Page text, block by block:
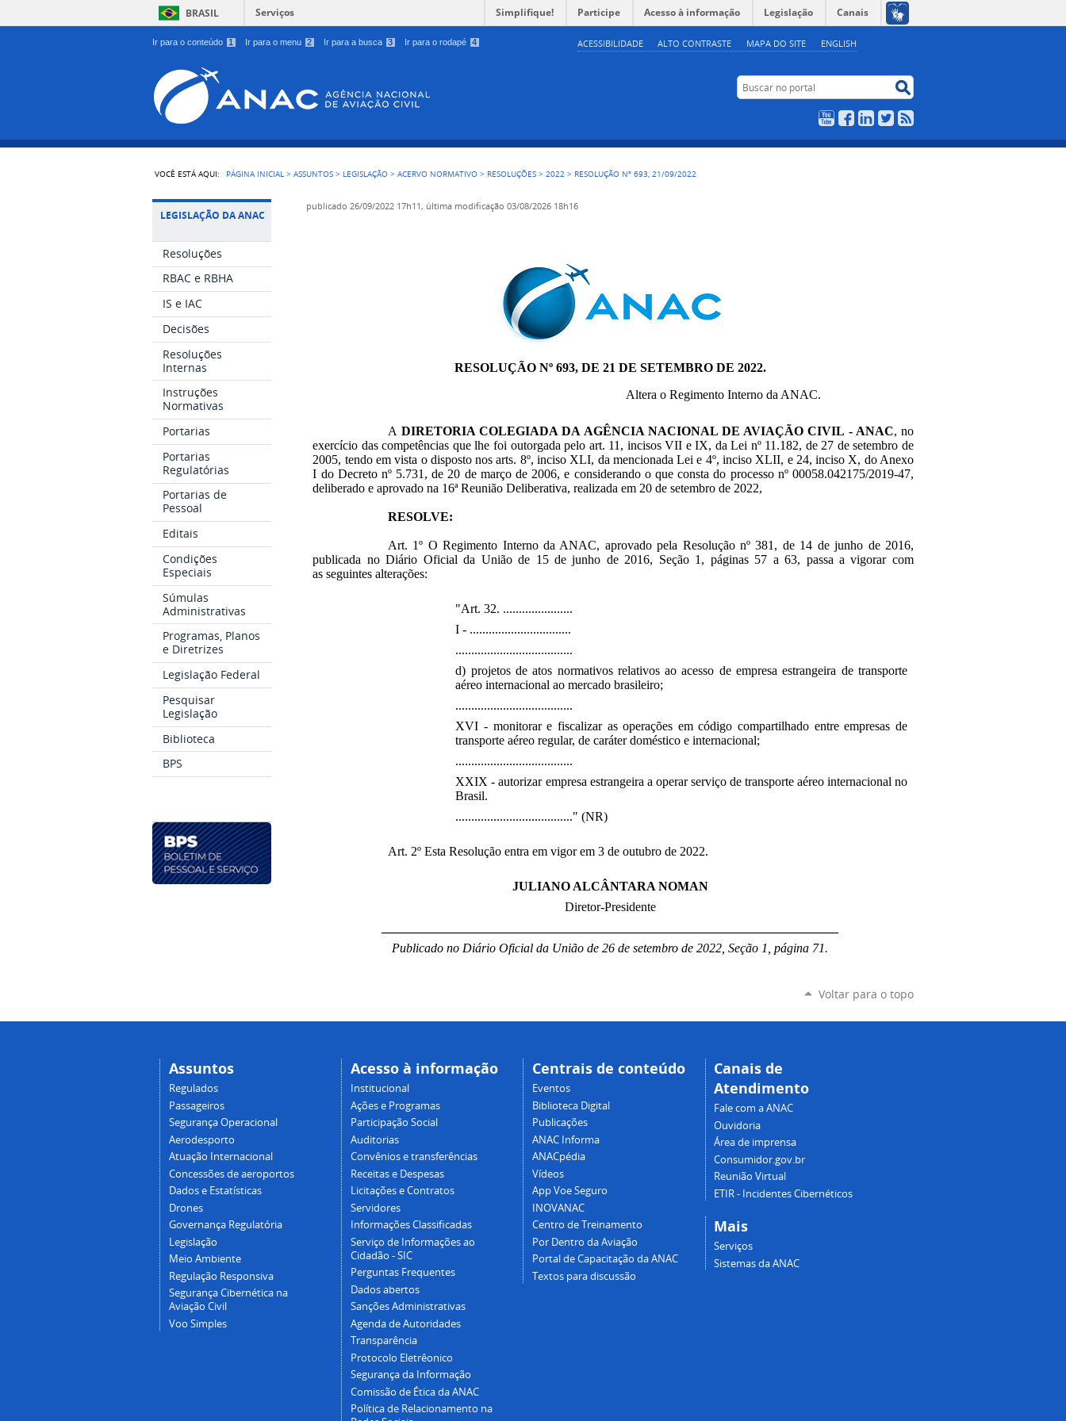
Ir para o conteúdo 1 Ir para o menu 2 Ir para a busca 3 Ir para o rodapé 4 ACESSIBILIDADE ALTO CONTRASTE MAPA DO SITE ENGLISH
BRASIL Serviços Simplifique! Participe Acesso à informação Legislação Canais
Buscar no portal
YouTubeFacebookLinkedIn
Twitter
VOCÊ ESTÁ AQUI: PÁGINA INICIAL >ASSUNTOS > LEGISLAÇÃO >ACERVO NORMATIVO > RESOLUÇÕES >2022 > RESOLUÇÃO Nº 693, 21/09/2022
LEGISLAÇÃO DA ANAC
Resoluções
RBAC e RBHA
IS e IAC
Decisões
Resoluções
Internas
Instruções
Normativas
Portarias
Portarias
Regulatórias
Portarias de
Pessoal
Editais
Condições
Especiais
Súmulas
Administrativas
Programas, Planos
e Diretrizes
Legislação Federal
Pesquisar
Legislação
Biblioteca
BPS
publicado 26/09/2022 17h11, última modificação 03/08/2026 18h16
RESOLUÇÃO Nº 693, DE 21 DE SETEMBRO DE 2022.
Altera o Regimento Interno da ANAC.
A DIRETORIA COLEGIADA DA AGÊNCIA NACIONAL DE AVIAÇÃO CIVIL - ANAC, no
exercício das competências que lhe foi outorgada pelo art. 11, incisos VII e IX, da Lei nº 11.182, de 27 de setembro de
2005, tendo em vista o disposto nos arts. 8º, inciso XLI, da mencionada Lei e 4º, inciso XLII, e 24, inciso X, do Anexo
I do Decreto nº 5.731, de 20 de março de 2006, e considerando o que consta do processo nº 00058.042175/2019-47,
deliberado e aprovado na 16ª Reunião Deliberativa, realizada em 20 de setembro de 2022,
RESOLVE:
Art. 1º O Regimento Interno da ANAC, aprovado pela Resolução nº 381, de 14 de junho de 2016,
publicada no Diário Oficial da União de 15 de junho de 2016, Seção 1, páginas 57 a 63, passa a vigorar com
as seguintes alterações:
"Art. 32. ......................
I - ................................
.....................................
d) projetos de atos normativos relativos ao acesso de empresa estrangeira de transporte
aéreo internacional ao mercado brasileiro;
.....................................
XVI - monitorar e fiscalizar as operações em código compartilhado entre empresas de
transporte aéreo regular, de caráter doméstico e internacional;
.....................................
XXIX - autorizar empresa estrangeira a operar serviço de transporte aéreo internacional no
Brasil.
....................................." (NR)
Art. 2º Esta Resolução entra em vigor em 3 de outubro de 2022.
JULIANO ALCÂNTARA NOMAN
Diretor-Presidente
Publicado no Diário Oficial da União de 26 de setembro de 2022, Seção 1, página 71.
Voltar para o topo
Assuntos
Regulados
Passageiros
Segurança Operacional
Aerodesporto
Atuação Internacional
Concessões de aeroportos
Dados e Estatísticas
Drones
Governança Regulatória
Legislação
Meio Ambiente
Regulação Responsiva
Segurança Cibernética na
Aviação Civil
Voo Simples
Acesso à informação
Institucional
Ações e Programas
Participação Social
Auditorias
Convênios e transferências
Receitas e Despesas
Licitações e Contratos
Servidores
Informações Classificadas
Serviço de Informações ao
Cidadão - SIC
Perguntas Frequentes
Dados abertos
Sanções Administrativas
Agenda de Autoridades
Transparência
Protocolo Eletrêonico
Segurança da Informação
Comissão de Ética da ANAC
Política de Relacionamento na
Centrais de conteúdo
Eventos
Biblioteca Digital
Publicações
ANAC Informa
ANACpédia
Vídeos
App Voe Seguro
INOVANAC
Centro de Treinamento
Por Dentro da Aviação
Portal de Capacitação da ANAC
Textos para discussão
Canais de
Atendimento
Fale com a ANAC
Ouvidoria
Área de imprensa
Consumidor.gov.br
Reunião Virtual
ETIR - Incidentes Cibernéticos
Mais
Serviços
Sistemas da ANAC